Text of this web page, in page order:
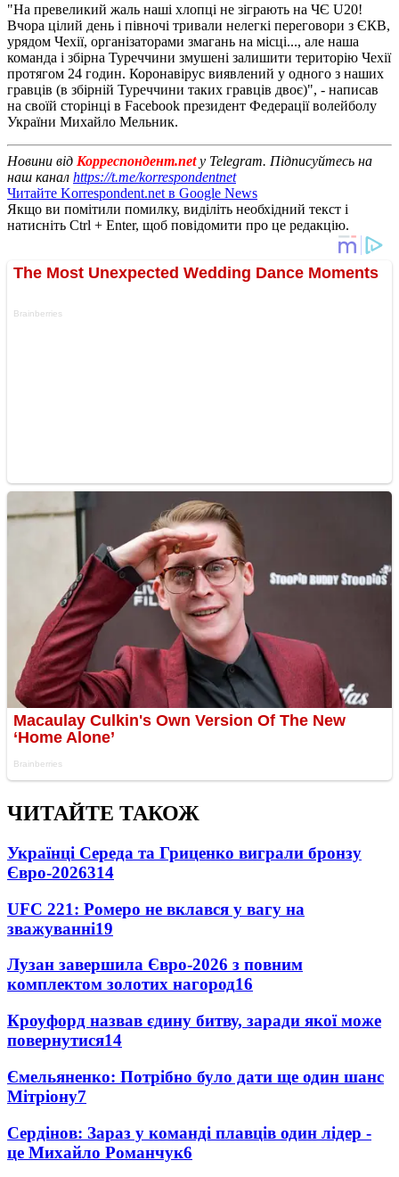
"На превеликий жаль наші хлопці не зіграють на ЧЄ U20!
Вчора цілий день і півночі тривали нелегкі переговори з ЄКВ,
урядом Чехії, організаторами змагань на місці..., але наша
команда і збірна Туреччини змушені залишити територію Чехії
протягом 24 годин. Коронавірус виявлений у одного з наших
гравців (в збірній Туреччини таких гравців двоє)", - написав
на своїй сторінці в Facebook президент Федерації волейболу
України Михайло Мельник.
Новини від Корреспондент.netу Telegram. Підписуйтесь на
наш канал https://t.me/korrespondentnet
Читайте Korrespondent.net в Google News
Якщо ви помітили помилку, виділіть необхідний текст і
натисніть Ctrl + Enter, щоб повідомити про це редакцію.
ЧИТАЙТЕ ТАКОЖ
Українці Середа та Гриценко виграли бронзу
Євро-2026314
UFC 221: Ромеро не вклався у вагу на
зважуванні19
Лузан завершила Євро-2026 з повним
комплектом золотих нагород16
Кроуфорд назвав єдину битву, заради якої може
повернутися14
Ємельяненко: Потрібно було дати ще один шанс
Мітріону7
Сердінов: Зараз у команді плавців один лідер -
це Михайло Романчук6